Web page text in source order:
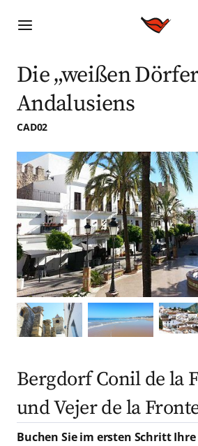
Die „weißen
Andalusiens
CAD02
Bergdorf Conil de la
und Vejer de la
Buchen Sie im ersten Schritt